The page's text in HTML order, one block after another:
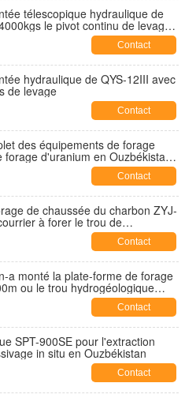
télescopique hydraulique de
le pivot continu de levage
Contact
hydraulique de QYS-12III avec
de levage
Contact
des équipements de forage
d'uranium en Ouzbékistan :
des équipements, des
des technologies clés de
des erreurs.
Contact
de chaussée du charbon ZYJ-
à forer le trou de
et de diamètre de 113mm
Contact
a monté la plate-forme de forage
ou le trou hydrogéologique
Contact
SPT-900SE pour l'extraction
in situ en Ouzbékistan
Contact